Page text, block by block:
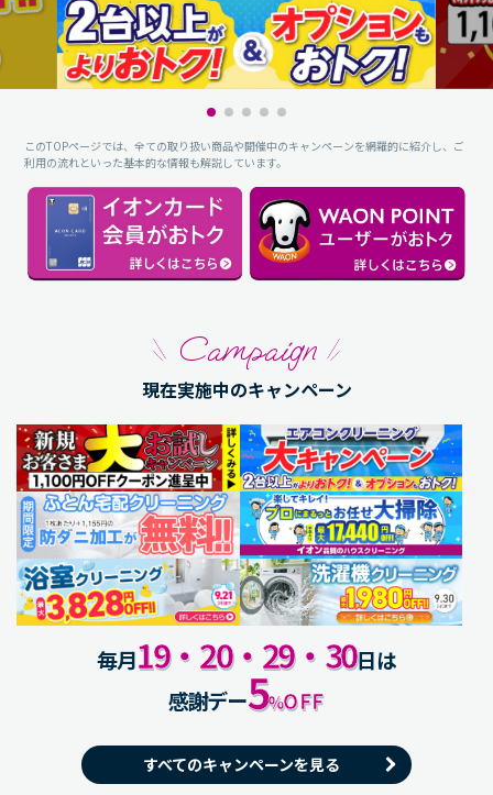
このTOPページでは、全ての取り扱い商品や開催中のキャンペーンを網羅的に紹介し、ご
利用の流れといった基本的な情報も解説しています。
Campaign
現在実施中のキャンペーン
毎月19・ 20・ 29・ 30日は
感謝デー5%OFF
すべてのキャンペーンを見る